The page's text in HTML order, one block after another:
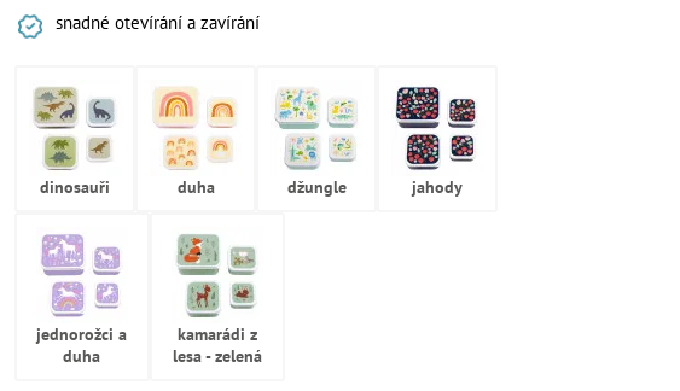
snadné otevírání a zavírání
dinosauři duha džungle jahody
jednorožci a
duha
kamarádi z
lesa - zelená